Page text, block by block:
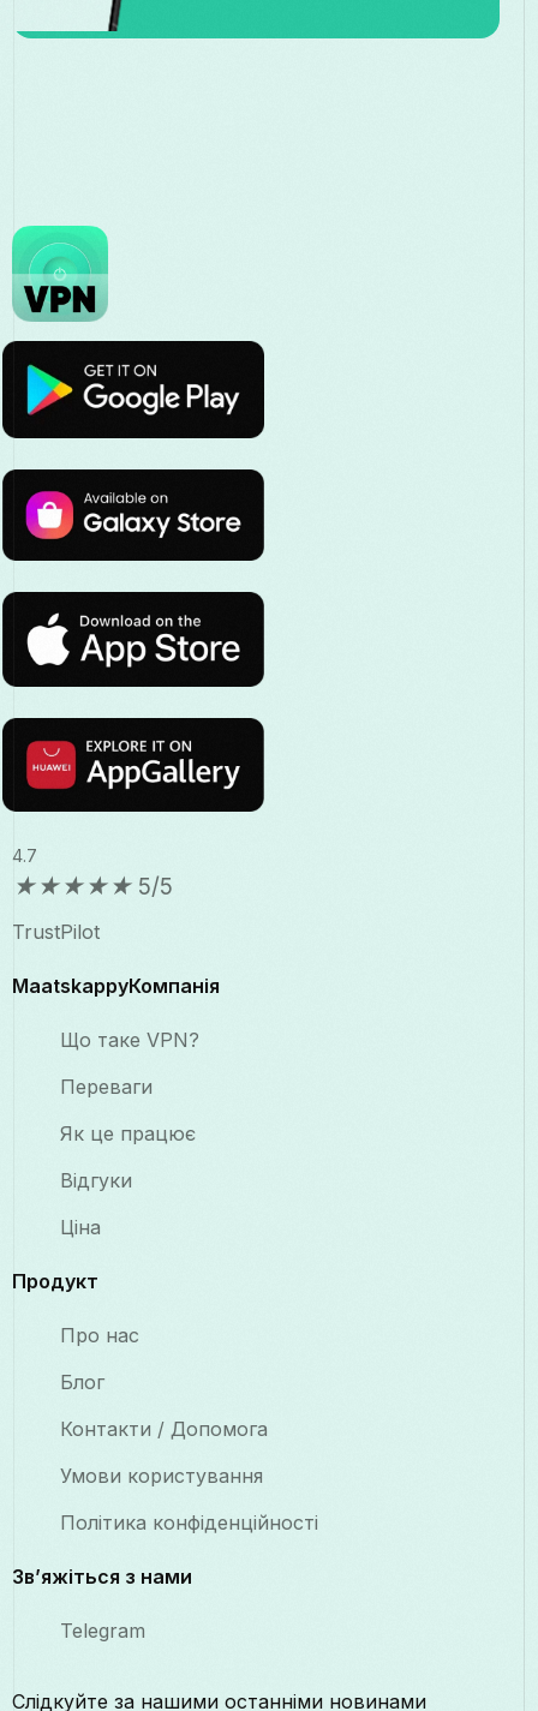
4.7
★★★★★ 5/5
TrustPilot
MaatskappyКомпанія
Що таке VPN?
Переваги
Як це працює
Відгуки
Ціна
Продукт
Про нас
Блог
Контакти / Допомога
Умови користування
Політика конфіденційності
Зв’яжіться з нами
Telegram
Слідкуйте за нашими останніми новинами